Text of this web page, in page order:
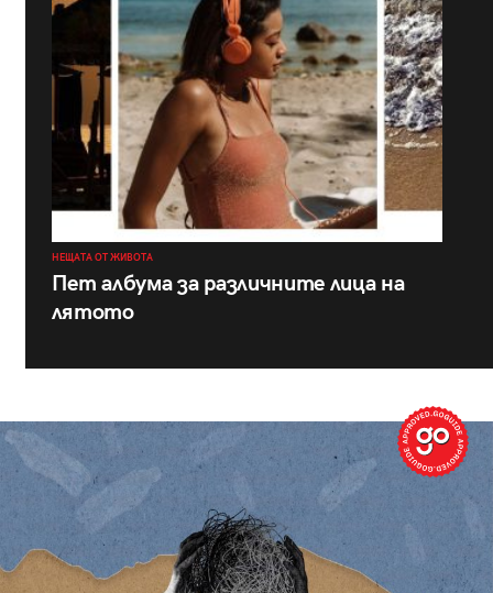
НЕЩАТА ОТ ЖИВОТА
Пет албума за различните лица на
лятото